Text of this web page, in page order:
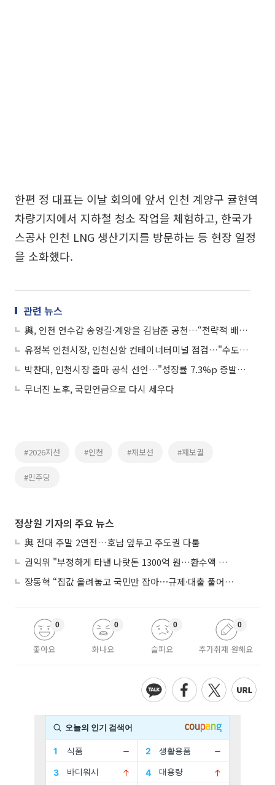
한편 정 대표는 이날 회의에 앞서 인천 계양구 귤현역
차량기지에서 지하철 청소 작업을 체험하고, 한국가
스공사 인천 LNG 생산기지를 방문하는 등 현장 일정
을 소화했다.
관련 뉴스
與, 인천 연수갑 송영길·계양을 김남준 공천…“전략적 배치”
유정복 인천시장, 인천신항 컨테이너터미널 점검…"수도권 물류 관문 경쟁력 강화"
박찬대, 인천시장 출마 공식 선언…"성장률 7.3%p 증발한 무능 시정 심판"
무너진 노후, 국민연금으로 다시 세우다
#2026지선 #인천 #재보선 #재보궐
#민주당
정상원 기자의 주요 뉴스
與 전대 주말 2연전…호남 앞두고 주도권 다툼
권익위 "부정하게 타낸 나랏돈 1300억 원…환수액 역대 최대"
장동혁 “집값 올려놓고 국민만 잡아⋯규제·대출 풀어야”
좋아요
0
화나요
0
슬퍼요
0
추가취재 원해요
0